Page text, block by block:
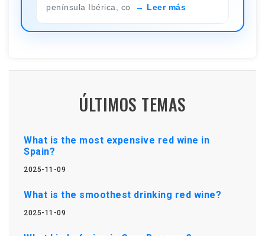
península Ibérica, co
Leer más
ÚLTIMOS TEMAS
What is the most expensive red wine in
Spain?
2025-11-09
What is the smoothest drinking red wine?
2025-11-09